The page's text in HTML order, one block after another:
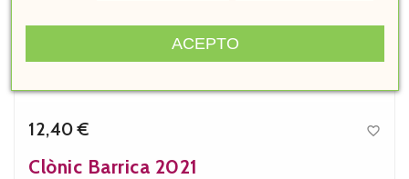
12,40 € 
Clònic Barrica 2021
ACEPTO